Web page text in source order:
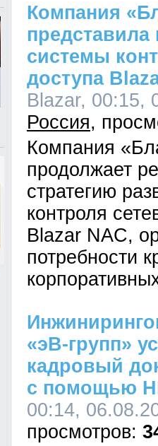
Компания
системы
доступа
Blazar, 00:15,
Россия
Компания
продолжает
стратегию
контроля
Blazar NAC,
потребности
«эВ-групп»
кадровый
с помощью
00:14,